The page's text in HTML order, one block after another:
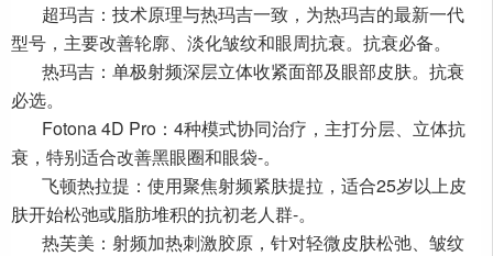
超玛吉：技术原理与热玛吉一致，为热玛吉的最新一代
型号，主要改善轮廓、淡化皱纹和眼周抗衰。 抗衰必备。
热玛吉：单极射频深层立体收紧面部及眼部皮肤。 抗衰
必选。
Fotona 4D Pro：4种模式协同治疗，主打分层、立体抗
衰，特别适合改善黑眼圈和眼袋-。
飞顿热拉提：使用聚焦射频紧肤提拉，适合25岁以上皮
肤开始松弛或脂肪堆积的抗初老人群-。
热芙美：射频加热刺激胶原，针对轻微皮肤松弛、皱纹